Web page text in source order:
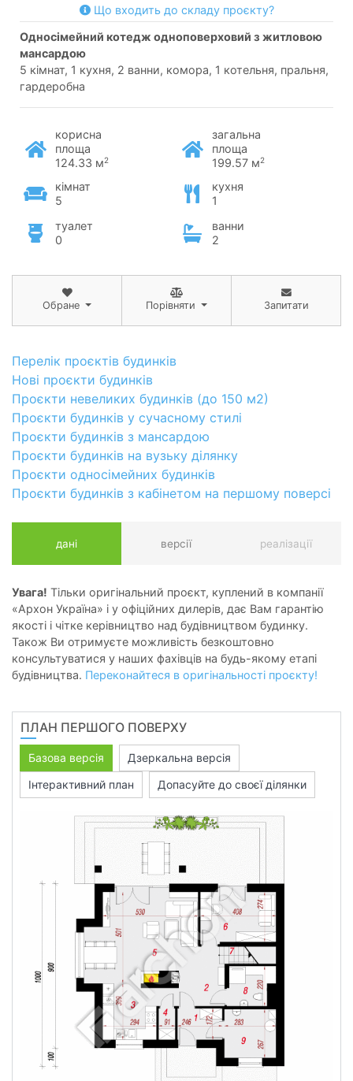
Що входить до складу проєкту?
односімейний котедж одноповерховий з житловою
мансардою
5 кімнат, 1 кухня, 2 ванни, комора, 1 котельня, пральня,
гардеробна
корисна
площа
124.33 м2
загальна
площа
199.57 м2
кімнат
5
кухня
1
туалет
0
ванни
2
Обране Порівняти Запитати
Перелік проєктів будинків
Нові проєкти будинків
Проєкти невеликих будинків (до 150 м2)
Проєкти будинків у сучасному стилі
Проєкти будинків з мансардою
Проєкти будинків на вузьку ділянку
Проєкти односімейних будинків
Проєкти будинків з кабінетом на першому поверсі
дані версії реалізації
Увага! Тільки оригінальний проєкт, куплений в компанії
«Архон Україна» і у офіційних дилерів, дає Вам гарантію
якості і чітке керівництво над будівництвом будинку.
Також Ви отримуєте можливість безкоштовно
консультуватися у наших фахівців на будь-якому етапі
будівництва. Переконайтеся в оригінальності проєкту!
ПЛАН ПЕРШОГО ПОВЕРХУ
Базова версія
Дзеркальна версія
Інтерактивний план
Допасуйте до своєї ділянки